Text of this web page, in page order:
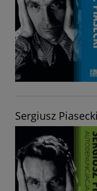
Sergiusz